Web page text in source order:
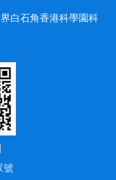
白石角香港科學園科
號